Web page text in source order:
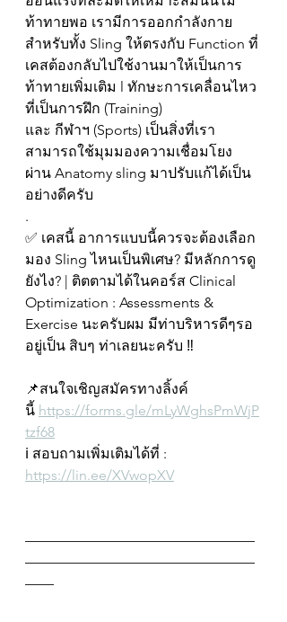
ท้าทายพอ เรามีการออกกำลังกาย
สำหรับทั้ง Sling ให้ตรงกับ Function ที่
เคสต้องกลับไปใช้งานมาให้เป็นการ
ท้าทายเพิ่มเติม l ทักษะการเคลื่อนไหว
ที่เป็นการฝึก (Training)
และ กีฬาฯ (Sports) เป็นสิ่งที่เรา
สามารถใช้มุมมองความเชื่อมโยง
ผ่าน Anatomy sling มาปรับแก้ได้เป็น
อย่างดีครับ
.
✅ เคสนี้ อาการแบบนี้ควรจะต้องเลือก
มอง Sling ไหนเป็นพิเศษ? มีหลักการดู
ยังไง? | ติตตามได้ในคอร์ส Clinical
Optimization : Assessments &
Exercise นะครับผม มีท่าบริหารดีๆรอ
อยู่เป็น สิบๆ ท่าเลยนะครับ ‼️
📌สนใจเชิญสมัครทางลิ้งค์
นี้ https://forms.gle/mLyWghsPmWjP
tzf68
ℹ️ สอบถามเพิ่มเติมได้ที่ :
https://lin.ee/XVwopXV
————————————————
————————————————
——